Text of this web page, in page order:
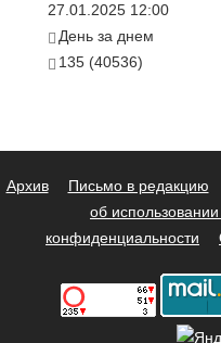
27.01.2025 12:00
День за днем
135 (40536)
Архив Письмо в редакцию
об
конфиденциальности